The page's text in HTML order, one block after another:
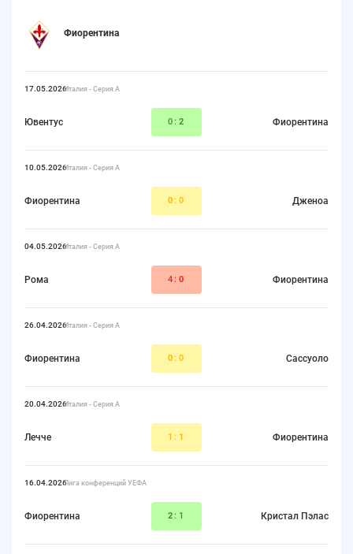
Фиорентина
17.05.2026Италия - Серия А
Ювентус 0: 2 Фиорентина
10.05.2026Италия - Серия А
Фиорентина 0:0 Дженоа
04.05.2026Италия - Серия А
Рома 4: 0 Фиорентина
26.04.2026Италия - Серия А
Фиорентина 0:0 Сассуоло
20.04.2026Италия - Серия А
Лечче 1: 1 Фиорентина
16.04.2026Лига конференций УЕФА
Фиорентина 2:1 Кристал Пэлас